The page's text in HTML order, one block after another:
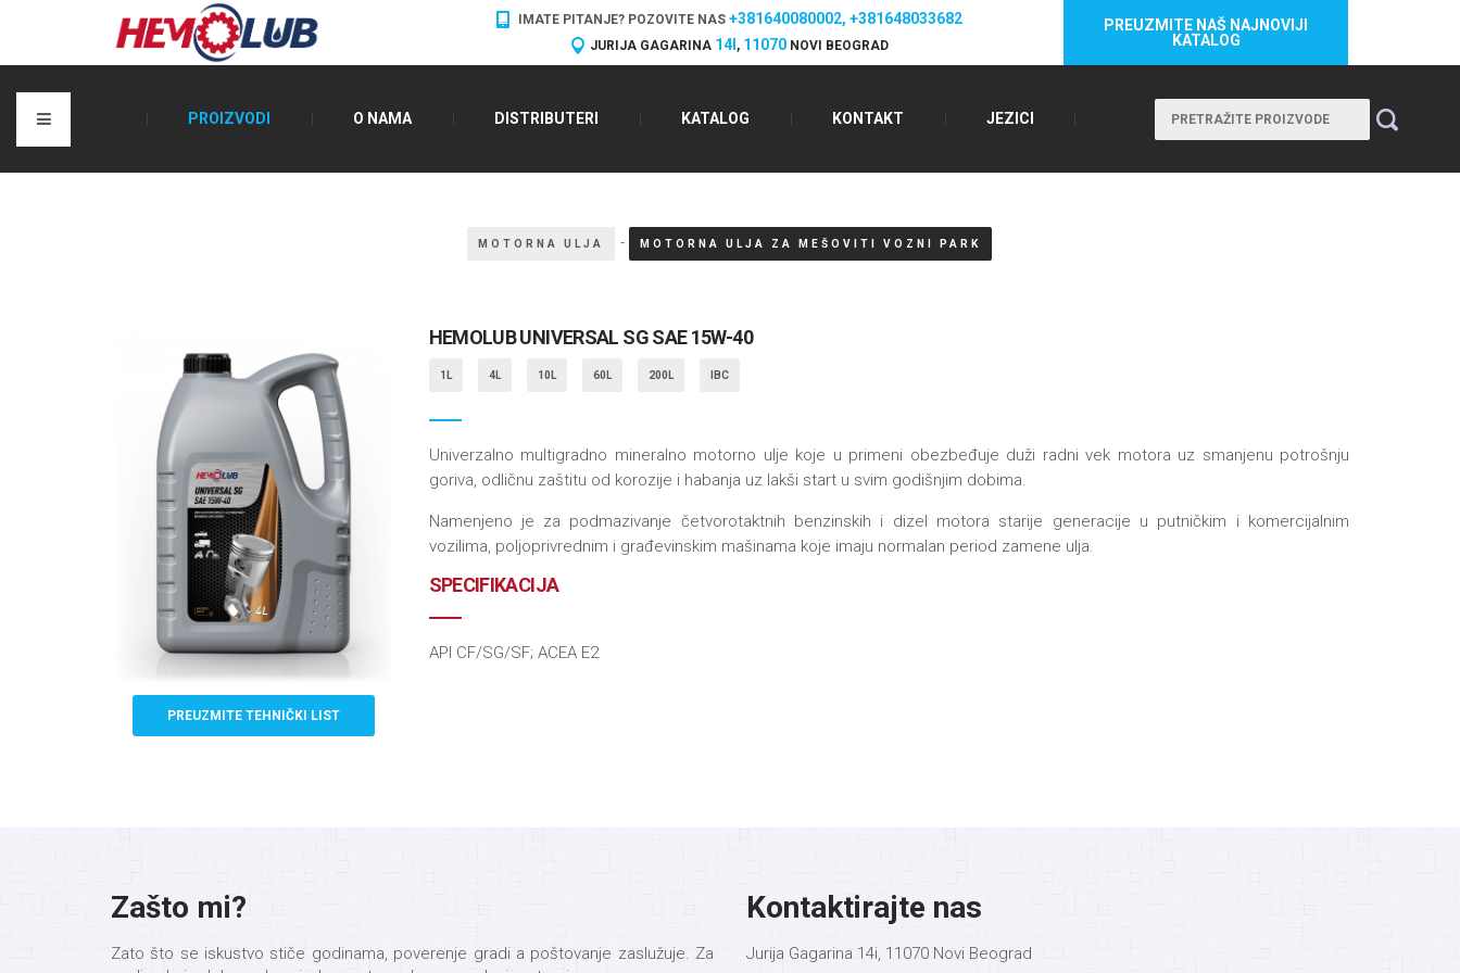
IMATE PITANJE? POZOVITE NAS +381640080002, +381648033682
JURIJA GAGARINA 14I , 11070 NOVI BEOGRAD
PREUZMITE NAŠ NAJNOVIJI
KATALOG
PROIZVODI O NAMA DISTRIBUTERI KATALOG KONTAKT JEZICI
MOTORNA ULJA - MOTORNA ULJA ZA MEŠOVITI VOZNI PARK
PREUZMITE TEHNIČKI LIST
HEMOLUB UNIVERSAL SG SAE 15W-40
1L 4L 10L 60L 200L IBC
Univerzalno multigradno mineralno motorno ulje koje u primeni obezbeđuje duži radni vek motora uz smanjenu potrošnju
goriva, odličnu zaštitu od korozije i habanja uz lakši start u svim godišnjim dobima.
Namenjeno je za podmazivanje četvorotaktnih benzinskih i dizel motora starije generacije u putničkim i komercijalnim
vozilima, poljoprivrednim i građevinskim mašinama koje imaju normalan period zamene ulja.
SPECIFIKACIJA
API CF/SG/SF; ACEA E2
Zašto mi?
Zato što se iskustvo stiče godinama, poverenje gradi a poštovanje zaslužuje. Za
Kontaktirajte nas
Jurija Gagarina 14i, 11070 Novi Beograd